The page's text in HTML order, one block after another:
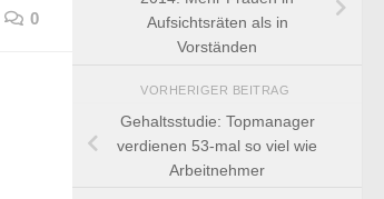
0
Aufsichtsräten als in
Vorständen
VORHERIGER BEITRAG
Gehaltsstudie: Topmanager
verdienen 53-mal so viel wie
Arbeitnehmer